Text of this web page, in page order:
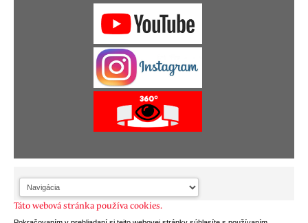
Táto webová stránka používa cookies.